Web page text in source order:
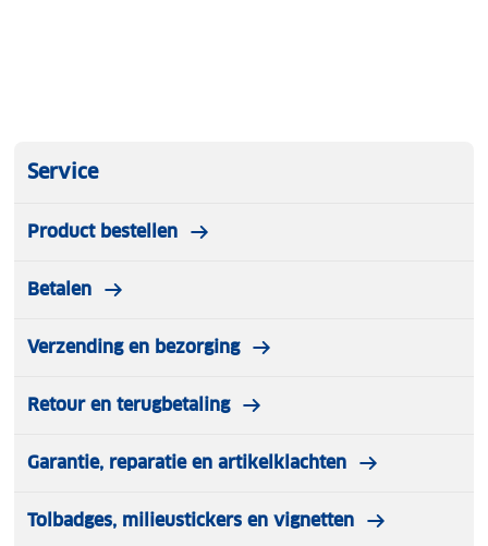
Service
Product bestellen
Betalen
Verzending en bezorging
Retour en terugbetaling
Garantie, reparatie en artikelklachten
Tolbadges, milieustickers en vignetten